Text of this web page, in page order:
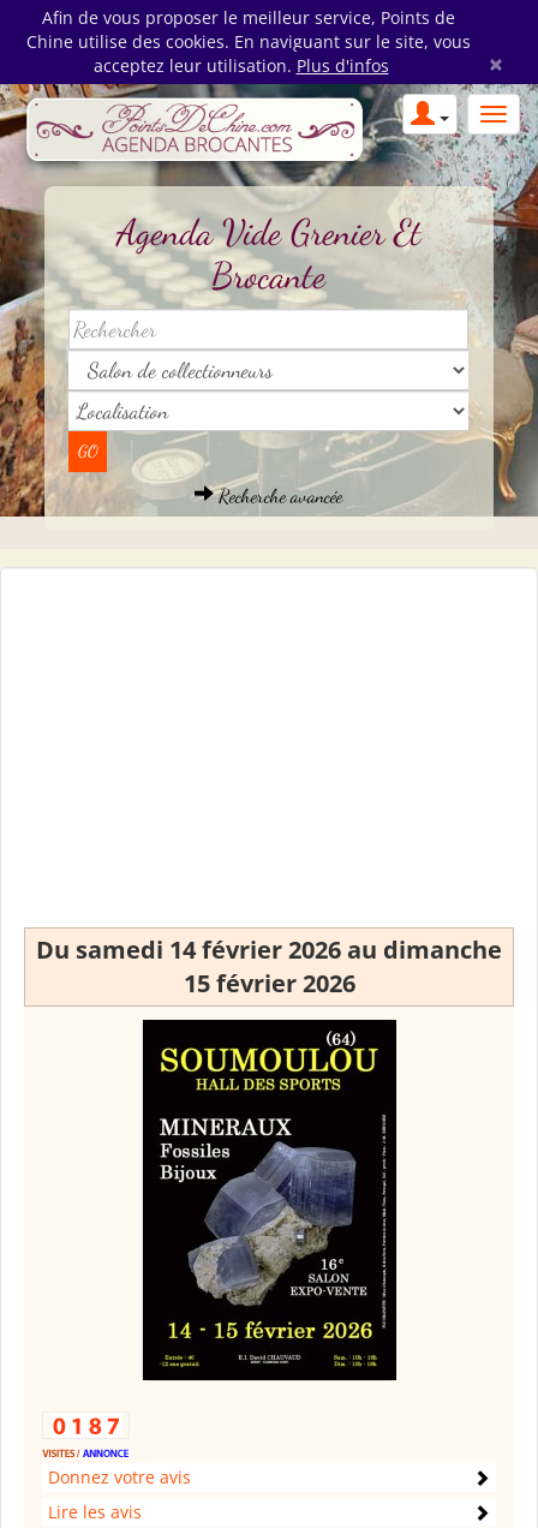
Afin de vous proposer le meilleur service, Points de
Chine utilise des cookies. En naviguant sur le site, vous
acceptez leur utilisation. Plus d'infos ×
Agenda Vide Grenier Et
Brocante
Recherche avancée
Du samedi 14 février 2026 au dimanche
15 février 2026
Donnez votre avis
Lire les avis